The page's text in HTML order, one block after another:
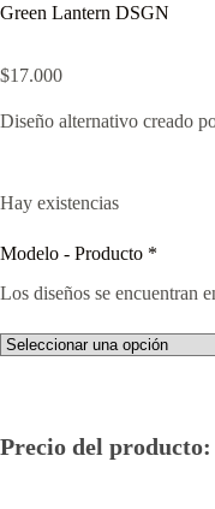
Green Lantern DSGN
$17.000
Diseño alternativo creado
Hay existencias
Modelo - Producto *
Los diseños se encuentran
Precio del producto: